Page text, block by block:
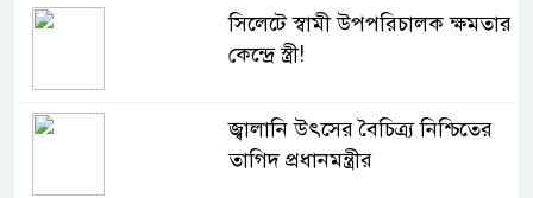
সিলেটে স্বামী উপপরিচালক ক্ষমতার
কেন্দ্রে স্ত্রী!
জ্বালানি উৎসের বৈচিত্র্য নিশ্চিতের
তাগিদ প্রধানমন্ত্রীর